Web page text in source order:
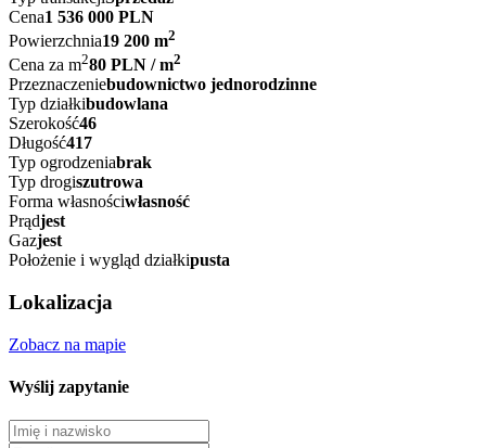
Cena1 536 000 PLN
Powierzchnia19 200 m2
Cena za m280 PLN / m2
Przeznaczeniebudownictwo jednorodzinne
Typ działkibudowlana
Szerokość46
Długość417
Typ ogrodzeniabrak
Typ drogiszutrowa
Forma własnościwłasność
Prądjest
Gazjest
Położenie i wygląd działkipusta
Lokalizacja
Zobacz na mapie
Wyślij zapytanie